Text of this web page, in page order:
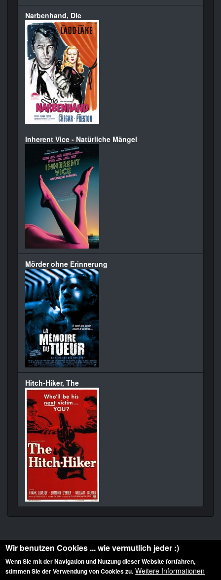
Narbenhand, Die
Inherent Vice - Natürliche Mängel
Mörder ohne Erinnerung
Hitch-Hiker, The
Diese Website ist urheberrechtlich geschützt: © 2010-2026 der Film Noir de. Alle
Wir benutzen Cookies ... wie vermutlich jeder :)
Wenn Sie mit der Navigation und Nutzung dieser Website fortfahren,
stimmen Sie der Verwendung von Cookies zu. Weitere Informationen